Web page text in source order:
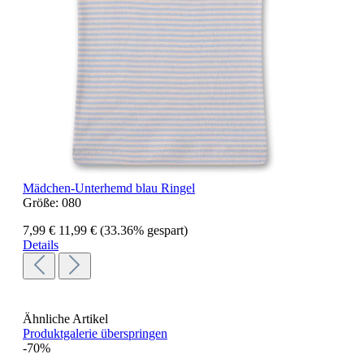
Mädchen-Unterhemd blau Ringel
Größe: 080
7,99 € 11,99 € (33.36% gespart)
Details
Ähnliche Artikel
Produktgalerie überspringen
-70%